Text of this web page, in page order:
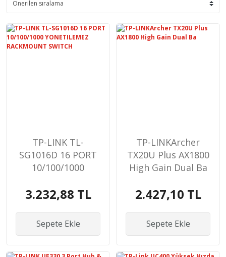
TP-LINK TL-
SG1016D 16 PORT
10/100/1000
RACKMOUNT
3.232,88 TL
Sepete Ekle
TP-LINKArcher
TX20U Plus AX1800
High Gain Dual Ba
2.427,10 TL
Sepete Ekle